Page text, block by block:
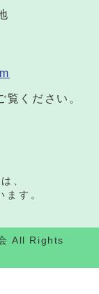
覧ください。
、
ます。
All Rights